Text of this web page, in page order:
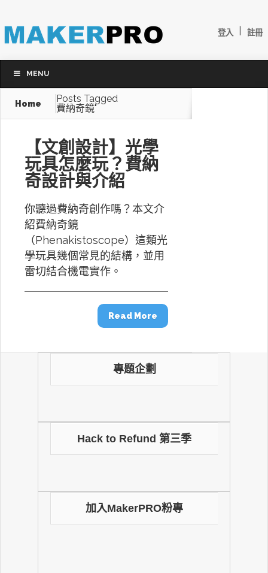
登入 註冊
MENU
Home
Posts Tagged
費納奇鏡"
【文創設計】光學
玩具怎麼玩？費納
奇設計與介紹
你聽過費納奇創作嗎？本文介
紹費納奇鏡
（Phenakistoscope）這類光
學玩具幾個常見的結構，並用
雷切結合機電實作。
Read More
專題企劃
Hack to Refund 第三季
加入MakerPRO粉專